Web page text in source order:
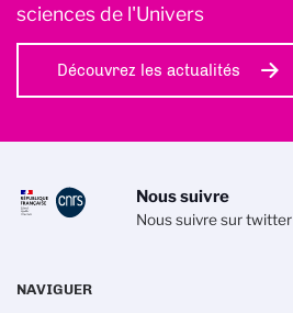
sciences de l'Univers
Découvrez les actualités
Nous suivre
Nous suivre sur twitter
NAVIGUER